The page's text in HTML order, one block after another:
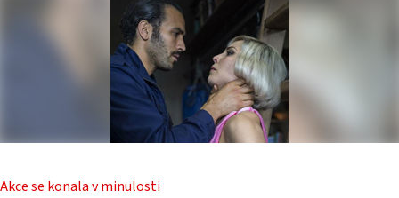
Akce se konala v minulosti